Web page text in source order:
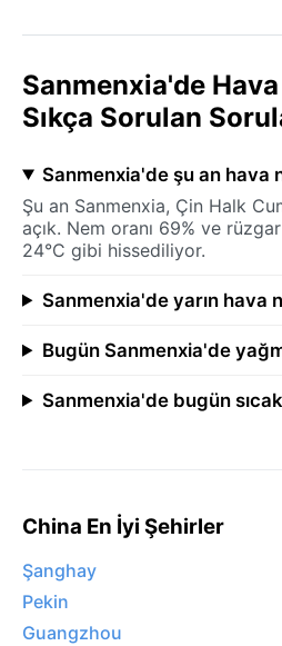
Sanmenxia'de
Sıkça Sorulan
Sanmenxia'de şu an hava
Şu an Sanmenxia, Çin Halk
açık. Nem oranı 69% ve
24°C gibi hissediliyor.
Sanmenxia'de yarın hava
Bugün Sanmenxia'de
Sanmenxia'de bugün
China En İyi Şehirler
Şanghay
Pekin
Guangzhou